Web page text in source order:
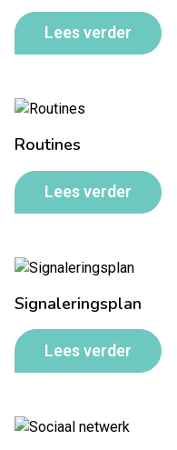
Lees verder
Routines
Lees verder
Signaleringsplan
Lees verder